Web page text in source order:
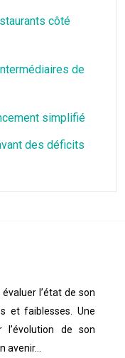
côté
de
simplifié
des déficits
l’état de son
et faiblesses. Une
l’évolution de son
avenir…